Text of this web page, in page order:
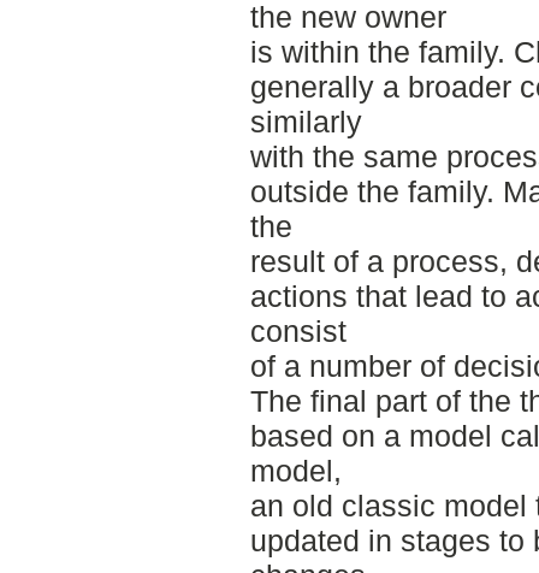
the new owner
is within the family.
generally a broader
similarly
with the same
outside the family.
the
result of a process,
actions that lead to
consist
of a number of
The final part of the
based on a model
model,
an old classic model
updated in stages to